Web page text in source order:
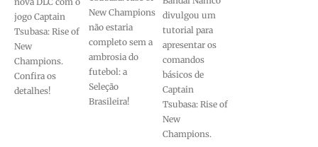
jogo Captain
Tsubasa: Rise of
New
Champions.
Confira os
detalhes!
New Champions
não estaria
completo sem a
ambrosia do
futebol: a
Seleção
Brasileira!
divulgou um
tutorial para
apresentar os
comandos
básicos de
Captain
Tsubasa: Rise of
New
Champions.